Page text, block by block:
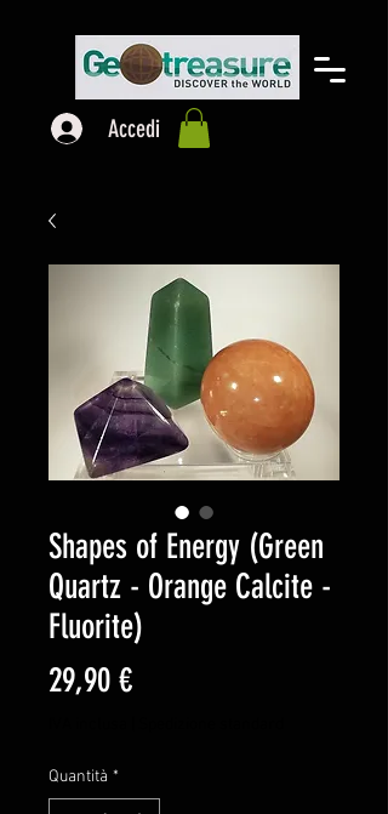
Accedi
Shapes of Energy (Green
Quartz - Orange Calcite -
Fluorite)
29,90 €Prezzo
Quantità *